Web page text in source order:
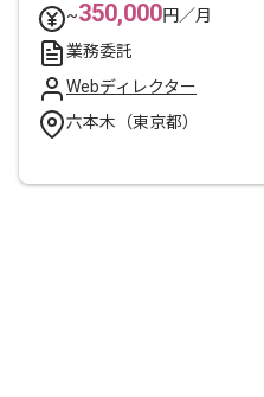
~350,000円／月
業務委託
Webディレクター
六本木（東京都）